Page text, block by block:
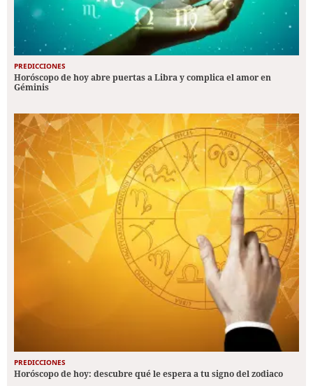
PREDICCIONES
Horóscopo de hoy abre puertas a Libra y complica el amor en
Géminis
PREDICCIONES
Horóscopo de hoy: descubre qué le espera a tu signo del zodiaco